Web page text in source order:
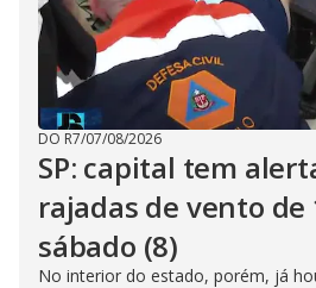
DO R7/07/08/2026
SP: capital tem
rajadas de vento
sábado (8)
No interior do estado, porém, já